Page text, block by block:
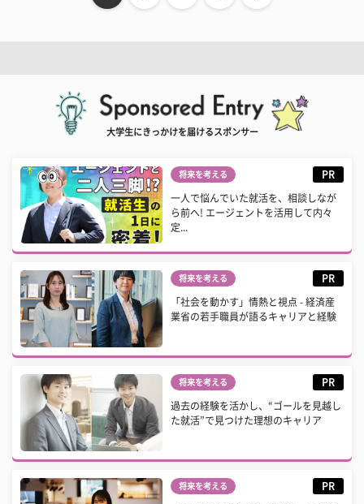
大学生にきっかけを届けるスポンサー
将来を考える PR
一人で悩んでいた就活を、相談しなが
ら前へ! エージェントを活用して内々
定...
将来を考える PR
「社会を動かす」情熱と視点 - 経済産
業省の若手職員が語るキャリアと経験
将来を考える PR
過去の経験を活かし、“ゴールを見越し
た就活”で見つけた理想のキャリア
将来を考える PR